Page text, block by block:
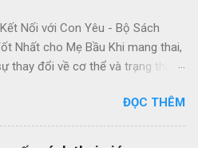
Nối với Con Yêu - Bộ Sách
Nhất cho Mẹ Bầu Khi mang thai,
thay đổi về cơ thể và trạng thái
Điều này quan trọng vì bé yêu
có khả năng cảm nhận tâm
Tâm trạng tiêu cực của Mẹ có
ĐỌC THÊM